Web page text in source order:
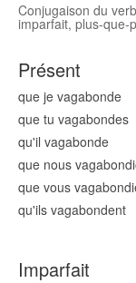
Conjugaison du
imparfait, plus-que-
Présent
que je vagabonde
que tu vagabondes
qu'il vagabonde
que nous vagabond
que vous vagabond
qu'ils vagabondent
Imparfait